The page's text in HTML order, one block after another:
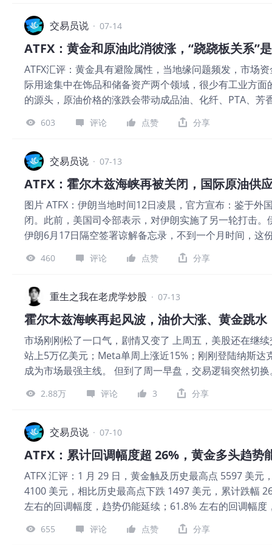
立主线。 港股可能交易估值修复、互联网平台和内地资
和能源价格影响。两者必须采用不同的策略适用范围。
位引擎不
速： 资本开支占营收比例可能升至24%。 SPCX关联：
交易变量。$SpaceX(SPCX)$估值偏高： 2026年GAAP市
毛利率、自由现金流、Robotaxi运营数据。 交付很强，
付480,126辆。其中Model 3/Y交付467,762辆，占总交
然高度集中。(Tesla Investor Relations) 和Q1相比，交
只增长10.6%。交付比生产多
交易员说 · 07-14
ATFX：黄金和原油此消彼涨，“跷跷板关系”
ATFX汇评：黄金具有避险属性，当地缘问题频发，市场
际用途集中在饰品和储备资产两个领域，很少有工业方
的源头，原油价格的涨跌会带动成品油、化纤、PTA、
母”，因为原油价格的涨跌会通过直接的燃油/成品油价
缘问题出现时，受避险情绪提振，黄金可能上涨，原油
美伊冲突，霍尔木兹海峡频繁关闭，能源市场供应受阻
大，经济衰退预期快速升温。这种局面下，原油上涨而
问题导致两者反向波动外，原油的顺周期属性和黄金的
期从衰退转向复苏，工业需求增加，原油作为化工的源
前，国际原油价格会受益于需求端的变化而上涨。黄金
渐降温，银行、机构持有黄金这类无息资产的机会成本
下跌。 图1，WTI和黄金的走势叠加-ATFX 长周期的经
原油出现此消彼长的反向波动关系。在实际的行情走势
年的上涨。黄金（绿色线）则不然，过去十年间，黄金
年间没有明显涨幅，也保持着横盘震荡走势。 与其说黄
原油价格的
603 评论 点赞 分享
交易员说 · 07-13
ATFX：霍尔木兹海峡再被关闭，国际原油供
图片 ATFX：伊朗当地时间12日凌晨，官方宣布：鉴于
闭。此前，美国司令部表示，对伊朗实施了另一轮打击
伊朗6月17日隔空签署谅解备忘录，不到一个月时间，这
先违反了协议内容。无论谁的责任更大，现实是霍尔木
轮冲击。 根据伊朗方面的数据，过去24小时，总计11艘
突之前的135艘日均通行量，当前的霍尔木兹海峡船只
布的霍尔木兹海峡船只通行数量-ATFX 6月17日美伊签署
艘；6月25日，通过海峡船只达到峰值82艘，其中61艘
船在通过海峡时，遭到伊朗无人机袭击，IMO海事组织
始，美伊之间从谅解备忘录的和平状态，转变为相互攻
预期：第一种，美伊双方均不肯让步，当前局部的冲突
第二种情况是，为避免双输局面，美伊双方各退一步，
三种情况是，美伊双方的冲突延续，但霍尔木兹海峡的
方面宣布关闭霍尔木兹海峡，海湾地区的石油无法顺利
国虽然是净原油出口国，但无法完全填补海湾石油出口
460 评论 点赞 分享
重生之我在老虎学炒股 · 07-13
霍尔木兹海峡再起风波，油价大涨、黄金跳
市场刚刚松了一口气，剧情又变了 上周五，美股还在继
站上5万亿美元；Meta单周上涨近15%；刚刚登陆纳斯达
成为市场最强主线。 但到了周一早盘，交易逻辑突然切
股三大股指期货走弱，现货黄金跌破4100美元，韩国股
SK海力士、三星电子大幅下挫。 短短一个周末，市场关
击，这是本周内第四次军事行动；伊朗方面则宣布关闭
发动反击。 对于金融市场来说，真正重要的并不是双方
尔木兹海峡的风险，是否会从地缘冲突，转变成全球能
市场接下来面对的，就不只是战争，而是美联储政策预
价。 上周市场为什么还能继续上涨？ 回头看上周，其实
况下，美股并没有出现明显避险情绪，反而继续刷新高
指数上涨超过1.7%，科技股依旧是推动指数上涨的核心
美伊冲突仍然处于可控范围内。 此前特朗普释放谈判信
2.88万 评论 3 分享
交易员说 · 07-10
ATFX：累计回调幅度超 26%，黄金多头趋势
ATFX 汇评：1 月 29 日，黄金触及历史最高点 5597 美
4100 美元，相比历史最高点下跌 1497 美元，累计跌幅
左右的回调幅度，趋势仍能延续；61.8% 左右的回调幅
仍处于健康幅度内，对长期多头趋势的破坏有限。 图 1
17 日签署谅解备忘录，但 7 月 8 日宣布谅解备忘录 “已
655 评论 点赞 分享